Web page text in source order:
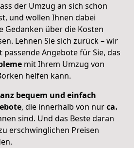
der Umzug an sich schon
und wollen Ihnen dabei
Gedanken über die Kosten
Lehnen Sie sich zurück – wir
Angebote für Sie, das
mit Ihrem Umzug von
helfen kann.
bequem und einfach
, die innerhalb von nurca.
sind. Und das Beste daran
erschwinglichen Preisen